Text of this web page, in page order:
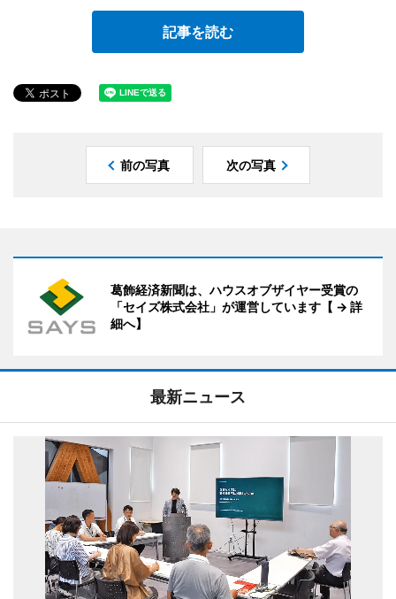
記事を読む
前の写真 次の写真
葛飾経済新聞は、ハウスオブザイヤー受賞の
「セイズ株式会社」が運営しています【 → 詳
細へ】
最新ニュース